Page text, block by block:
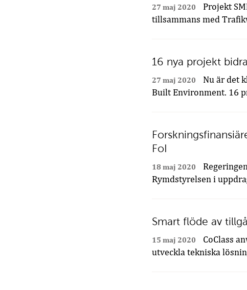
27 maj 2020
Projekt
tillsammans med
16 nya projekt
27 maj 2020
Nu är det
Built Environment. 16
FoI
18 maj 2020
Rymdstyrelsen i
Smart flöde av
15 maj 2020
CoClass
utveckla tekniska